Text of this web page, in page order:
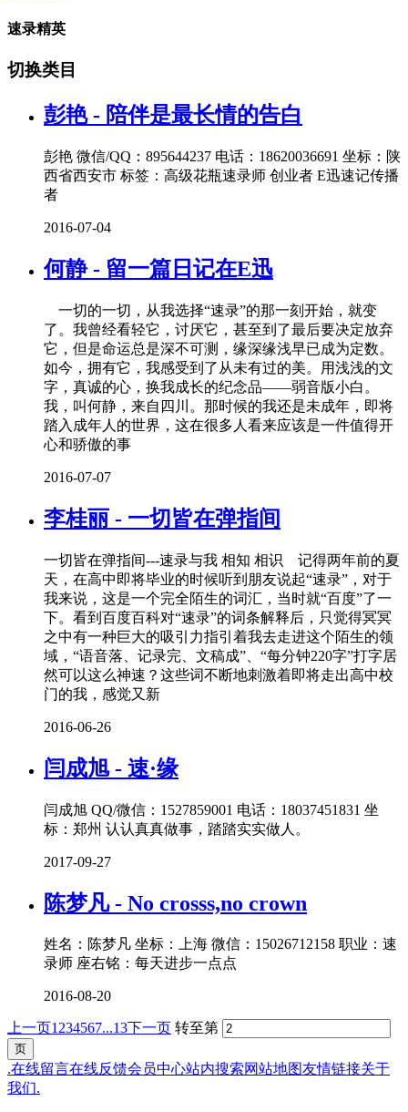
速录精英
切换类目
彭艳 - 陪伴是最长情的告白
彭艳 微信/QQ：895644237 电话：18620036691 坐标：陕
西省西安市 标签：高级花瓶速录师 创业者 E迅速记传播
者
2016-07-04
何静 - 留一篇日记在E迅
一切的一切，从我选择“速录”的那一刻开始，就变
了。我曾经看轻它，讨厌它，甚至到了最后要决定放弃
它，但是命运总是深不可测，缘深缘浅早已成为定数。
如今，拥有它，我感受到了从未有过的美。用浅浅的文
字，真诚的心，换我成长的纪念品——弱音版小白。
我，叫何静，来自四川。那时候的我还是未成年，即将
踏入成年人的世界，这在很多人看来应该是一件值得开
心和骄傲的事
2016-07-07
李桂丽 - 一切皆在弹指间
一切皆在弹指间---速录与我 相知 相识 记得两年前的夏
天，在高中即将毕业的时候听到朋友说起“速录”，对于
我来说，这是一个完全陌生的词汇，当时就“百度”了一
下。看到百度百科对“速录”的词条解释后，只觉得冥冥
之中有一种巨大的吸引力指引着我去走进这个陌生的领
域，“语音落、记录完、文稿成”、“每分钟220字”打字居
然可以这么神速？这些词不断地刺激着即将走出高中校
门的我，感觉又新
2016-06-26
闫成旭 - 速·缘
闫成旭 QQ/微信：1527859001 电话：18037451831 坐
标：郑州 认认真真做事，踏踏实实做人。
2017-09-27
陈梦凡 - No crosss,no crown
姓名：陈梦凡 坐标：上海 微信：15026712158 职业：速
录师 座右铭：每天进步一点点
2016-08-20
上一页1234567...13下一页 转至第
.在线留言在线反馈会员中心站内搜索网站地图友情链接关于
我们.